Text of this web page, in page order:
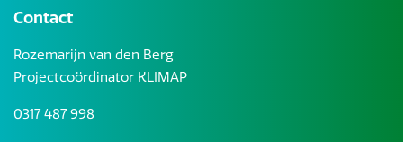
Contact
Rozemarijn van den Berg
Projectcoördinator KLIMAP
0317 487 998